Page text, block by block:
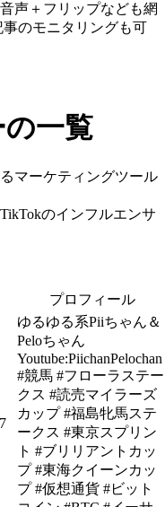
声＋フリップなども網
のモニタリングも可
一覧
マーケティングツール
のインフルエンサ
プロフィール
ゆるゆる系Piiちゃん＆
Peloちゃん
Youtube:PiichanPelochan
#競馬 #フローラステー
クス #読売マイラーズ
カップ #福島牝馬ステ
ークス #東京スプリン
ト #ブリリアントカッ
プ #東海クイーンカッ
プ #仮想通貨 #ビット